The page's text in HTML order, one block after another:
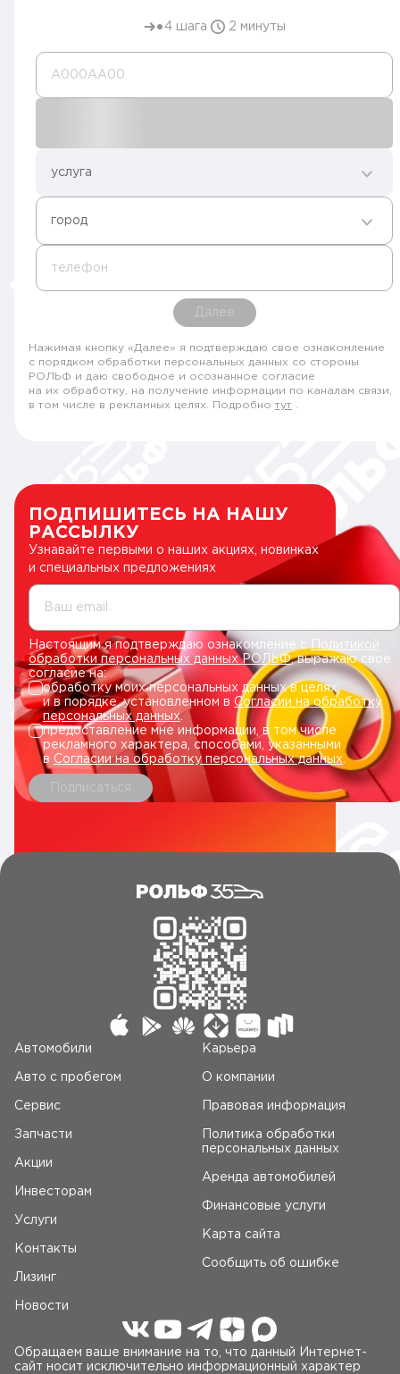
4 шага 2 минуты
А000AA00
услуга
город
телефон
Далее
Нажимая кнопку «Далее» я подтверждаю свое ознакомление
с порядком обработки персональных данных со стороны
РОЛЬФ и даю свободное и осознанное согласие
на их обработку, на получение информации по каналам связи,
в том числе в рекламных целях. Подробно тут
ПОДПИШИТЕСЬ НА НАШУ
РАССЫЛКУ
Узнавайте первыми о наших акциях, новинках
и специальных предложениях
Ваш email
Настоящим я подтверждаю ознакомление сПолитикой
обработки персональных данных РОЛЬФ, выражаю свое
согласие на:
обработку моих персональных данных в целях
и в порядке, установленном в Согласии на обработку
персональных данных.
предоставление мне информации, в том числе
рекламного характера, способами, указанными
в Согласии на обработку персональных данных
Подписаться
Автомобили
Авто c пробегом
Сервис
Запчасти
Акции
Инвесторам
Услуги
Контакты
Лизинг
Новости
Карьера
О компании
Правовая информация
Политика обработки
персональных данных
Аренда автомобилей
Финансовые услуги
Карта сайта
Сообщить об ошибке
Обращаем ваше внимание на то, что данный Интернет-
сайт носит исключительно информационный характер